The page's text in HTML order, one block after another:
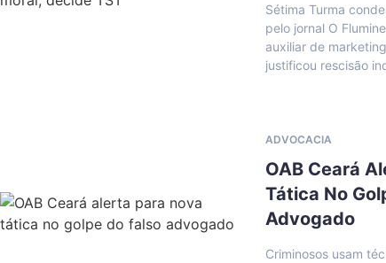
Sétima Turma
pelo jornal O
auxiliar de
justificou rescisão
ADVOCACIA
OAB Ceará
Tática No
Advogado
Criminosos usam